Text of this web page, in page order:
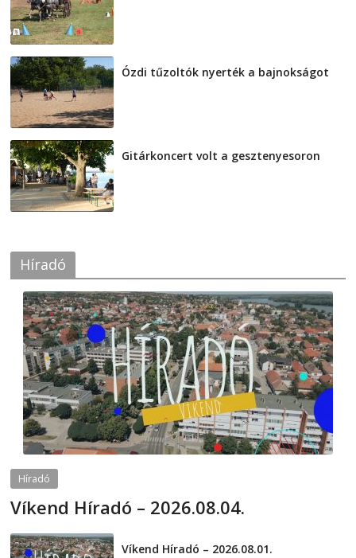
Ózdi tűzoltók nyerték a bajnokságot
Gitárkoncert volt a gesztenyesoron
Híradó
Híradó
Víkend Híradó – 2026.08.04.
Víkend Híradó – 2026.08.01.